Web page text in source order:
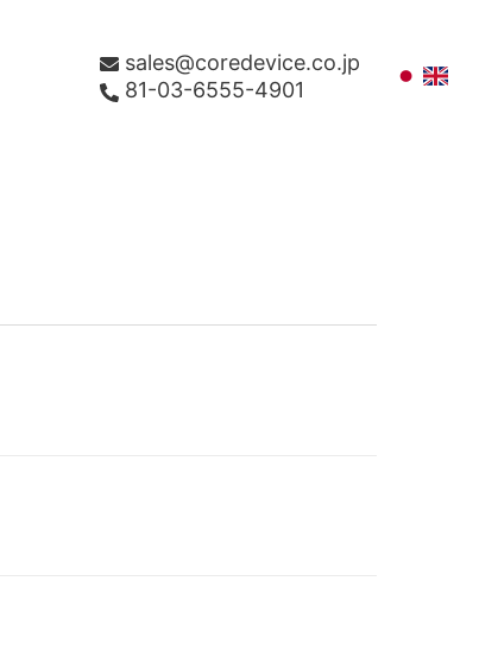
sales@coredevice.co.jp
81-03-6555-4901